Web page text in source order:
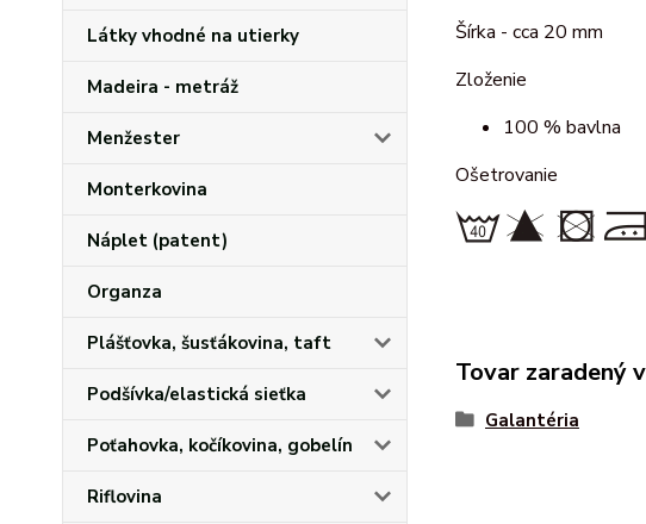
Látky vhodné na utierky
Madeira - metráž
Menžester
Monterkovina
Náplet (patent)
Organza
Plášťovka, šusťákovina, taft
Podšívka/elastická sieťka
Poťahovka, kočíkovina, gobelín
Riflovina
Šírka - cca 20 mm
Zloženie
100 % bavlna
Ošetrovanie
Tovar zaradený
Galantéria